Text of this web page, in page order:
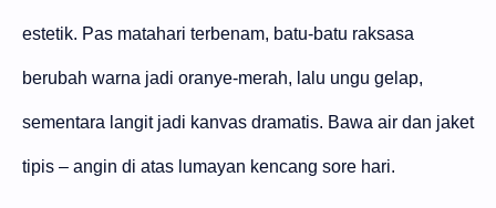
estetik. Pas matahari terbenam, batu-batu raksasa
berubah warna jadi oranye-merah, lalu ungu gelap,
sementara langit jadi kanvas dramatis. Bawa air dan jaket
tipis – angin di atas lumayan kencang sore hari.